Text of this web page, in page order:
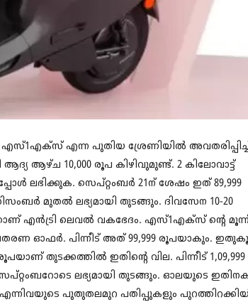
എന്ന പുതിയ ശ്രേണിയില്‍
ആഴ്ച 10,000 രൂപ കിഴിവുമുണ്ട്. 2 കിലോവാട്ട്
ലഭിക്കുക. സെപ്റ്റംബര്‍ 21ന് ശേഷം ഇത് 89,999
മുതല്‍ ലഭ്യമായി തുടങ്ങും. ദിവസേന 10-20
എന്‍ട്രി ലെവല്‍ വകഭേദം. എസ്1എക്സ് ന്റെ
ഓഫര്‍. പിന്നീട് അത് 99,999 രൂപയാകും.
തുടക്കത്തില്‍ ഇതിന്റെ വില. പിന്നീട് 1,09,999
ലഭ്യമായി തുടങ്ങും. ഓലയുടെ
പുതുതലമുറ പതിപ്പുകളും